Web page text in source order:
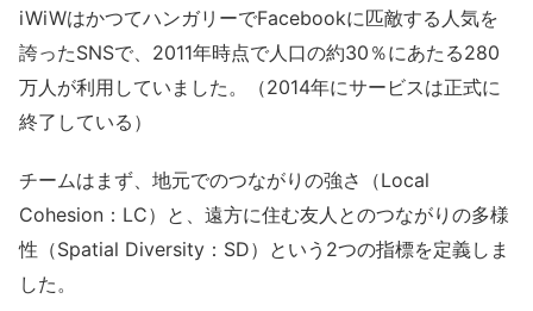
iWiWはかつてハンガリーでFacebookに匹敵する人気を
誇ったSNSで、2011年時点で人口の約30％にあたる280
万人が利用していました。（2014年にサービスは正式に
終了している）
チームはまず、地元でのつながりの強さ（Local
Cohesion：LC）と、遠方に住む友人とのつながりの多様
性（Spatial Diversity：SD）という2つの指標を定義しま
した。